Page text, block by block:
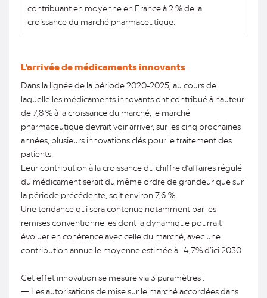
contribuant en moyenne en France à 2 % de la
croissance du marché pharmaceutique.
L’arrivée de médicaments innovants
Dans la lignée de la période 2020-2025, au cours de
laquelle les médicaments innovants ont contribué à hauteur
de 7,8 % à la croissance du marché, le marché
pharmaceutique devrait voir arriver, sur les cinq prochaines
années, plusieurs innovations clés pour le traitement des
patients.
Leur contribution à la croissance du chiffre d’affaires régulé
du médicament serait du même ordre de grandeur que sur
la période précédente, soit environ 7,6 %.
Une tendance qui sera contenue notamment par les
remises conventionnelles dont la dynamique pourrait
évoluer en cohérence avec celle du marché, avec une
contribution annuelle moyenne estimée à -4,7% d’ici 2030.
Cet effet innovation se mesure via 3 paramètres :
— Les autorisations de mise sur le marché accordées dans